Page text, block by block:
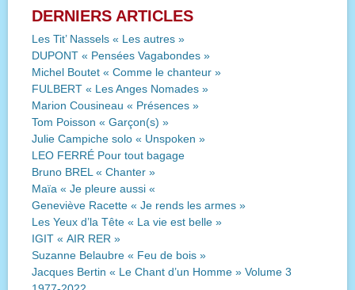
DERNIERS ARTICLES
Les Tit’ Nassels « Les autres »
DUPONT « Pensées Vagabondes »
Michel Boutet « Comme le chanteur »
FULBERT « Les Anges Nomades »
Marion Cousineau « Présences »
Tom Poisson « Garçon(s) »
Julie Campiche solo « Unspoken »
LEO FERRÉ Pour tout bagage
Bruno BREL « Chanter »
Maïa « Je pleure aussi «
Geneviève Racette « Je rends les armes »
Les Yeux d’la Tête « La vie est belle »
IGIT « AIR RER »
Suzanne Belaubre « Feu de bois »
Jacques Bertin « Le Chant d’un Homme » Volume 3